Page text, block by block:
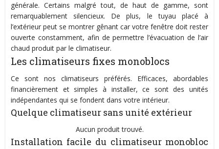
générale. Certains malgré tout, de haut de gamme, sont
remarquablement silencieux. De plus, le tuyau placé à
l’extérieur peut se montrer gênant car votre fenêtre doit rester
ouverte constamment, afin de permettre l’évacuation de l’air
chaud produit par le climatiseur.
Les climatiseurs fixes monoblocs
Ce sont nos climatiseurs préférés. Efficaces, abordables
financièrement et simples à installer, ce sont des unités
indépendantes qui se fondent dans votre intérieur.
Quelque climatiseur sans unité extérieur
Aucun produit trouvé.
Installation facile du climatiseur monobloc